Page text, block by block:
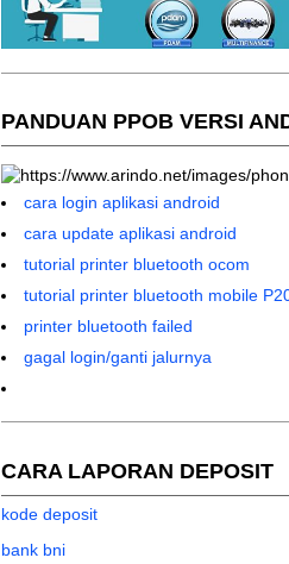
PANDUAN PPOB VERSI
cara login aplikasi android
cara update aplikasi android
tutorial printer bluetooth ocom
tutorial printer bluetooth mobile
printer bluetooth failed
gagal login/ganti jalurnya
CARA LAPORAN DEPOSIT
kode deposit
bank bni